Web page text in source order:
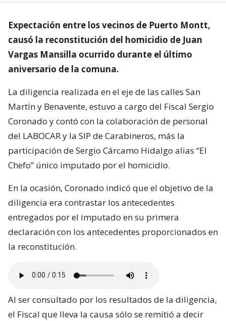
Expectación entre los vecinos de Puerto Montt,
causó la reconstitución del homicidio de Juan
Vargas Mansilla ocurrido durante el último
aniversario de la comuna.
La diligencia realizada en el eje de las calles San
Martín y Benavente, estuvo a cargo del Fiscal Sergio
Coronado y contó con la colaboración de personal
del LABOCAR y la SIP de Carabineros, más la
participación de Sergio Cárcamo Hidalgo alias “El
Chefo” único imputado por el homicidio.
En la ocasión, Coronado indicó que el objetivo de la
diligencia era contrastar los antecedentes
entregados por el imputado en su primera
declaración con los antecedentes proporcionados en
la reconstitución.
Al ser consultado por los resultados de la diligencia,
el Fiscal que lleva la causa sólo se remitió a decir